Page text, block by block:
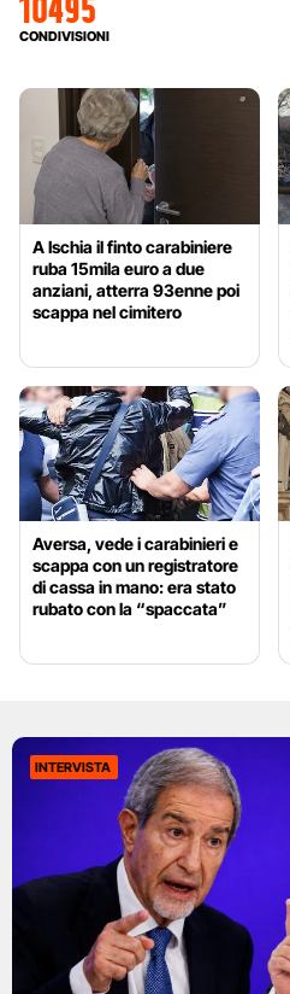
CONDIVISIONI
A Ischia il finto carabiniere
ruba 15mila euro a due
anziani, atterra 93enne poi
scappa nel cimitero
Aversa, vede i carabinieri e
scappa con un registratore
di cassa in mano: era stato
rubato con la “spaccata”
INTERVISTA